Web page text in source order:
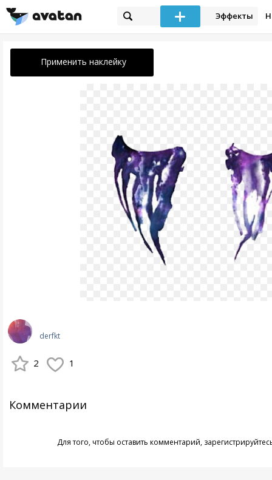
Эффекты
Применить наклейку
derfkt
2 1
Комментарии
Для того, чтобы оставить комментарий,